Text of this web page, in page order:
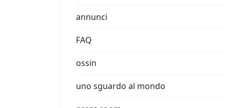
annunci
FAQ
ossin
uno sguardo al mondo